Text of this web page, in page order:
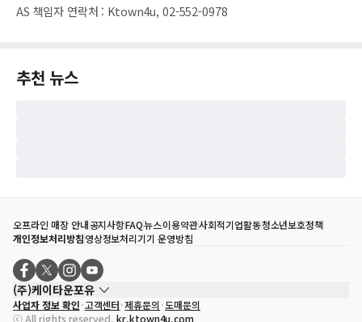
AS 책임자 연락처 : Ktown4u, 02-552-0978
추천 뉴스
오프라인 매장 안내공지사항FAQ뉴스이용약관사회적기업활동청소년보호정책
개인정보처리방침영상정보처리기기 운영방침
(주)케이타운포유
대표자
송효민
사업자 정보 확인 고객센터 제휴문의 도매문의
ⓒ All rights reserved. kr.ktown4u.com